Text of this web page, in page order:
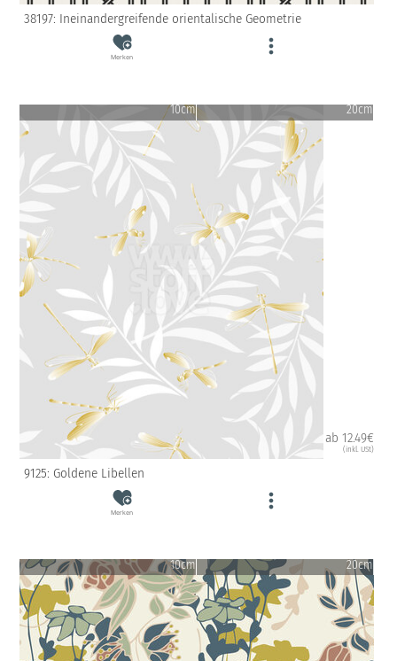
38197: Ineinandergreifende orientalische Geometrie
Merken
10cm 20cm
ab 12.49€
(inkl. USt)
9125: Goldene Libellen
Merken
10cm 20cm